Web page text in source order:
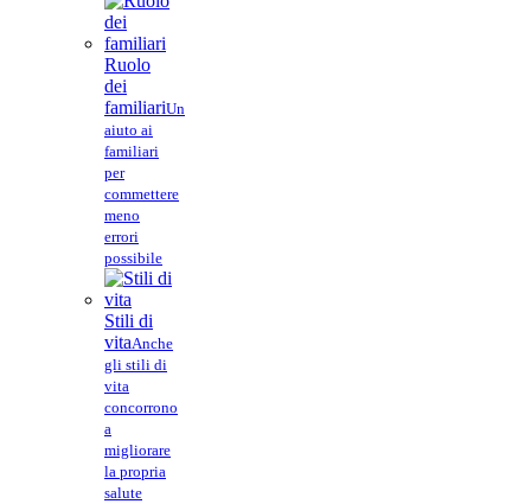
Ruolo
dei
familiariUn
aiuto ai
familiari
per
commettere
meno
errori
possibile
Stili di
vitaAnche
gli stili di
vita
concorrono
a
migliorare
la propria
salute